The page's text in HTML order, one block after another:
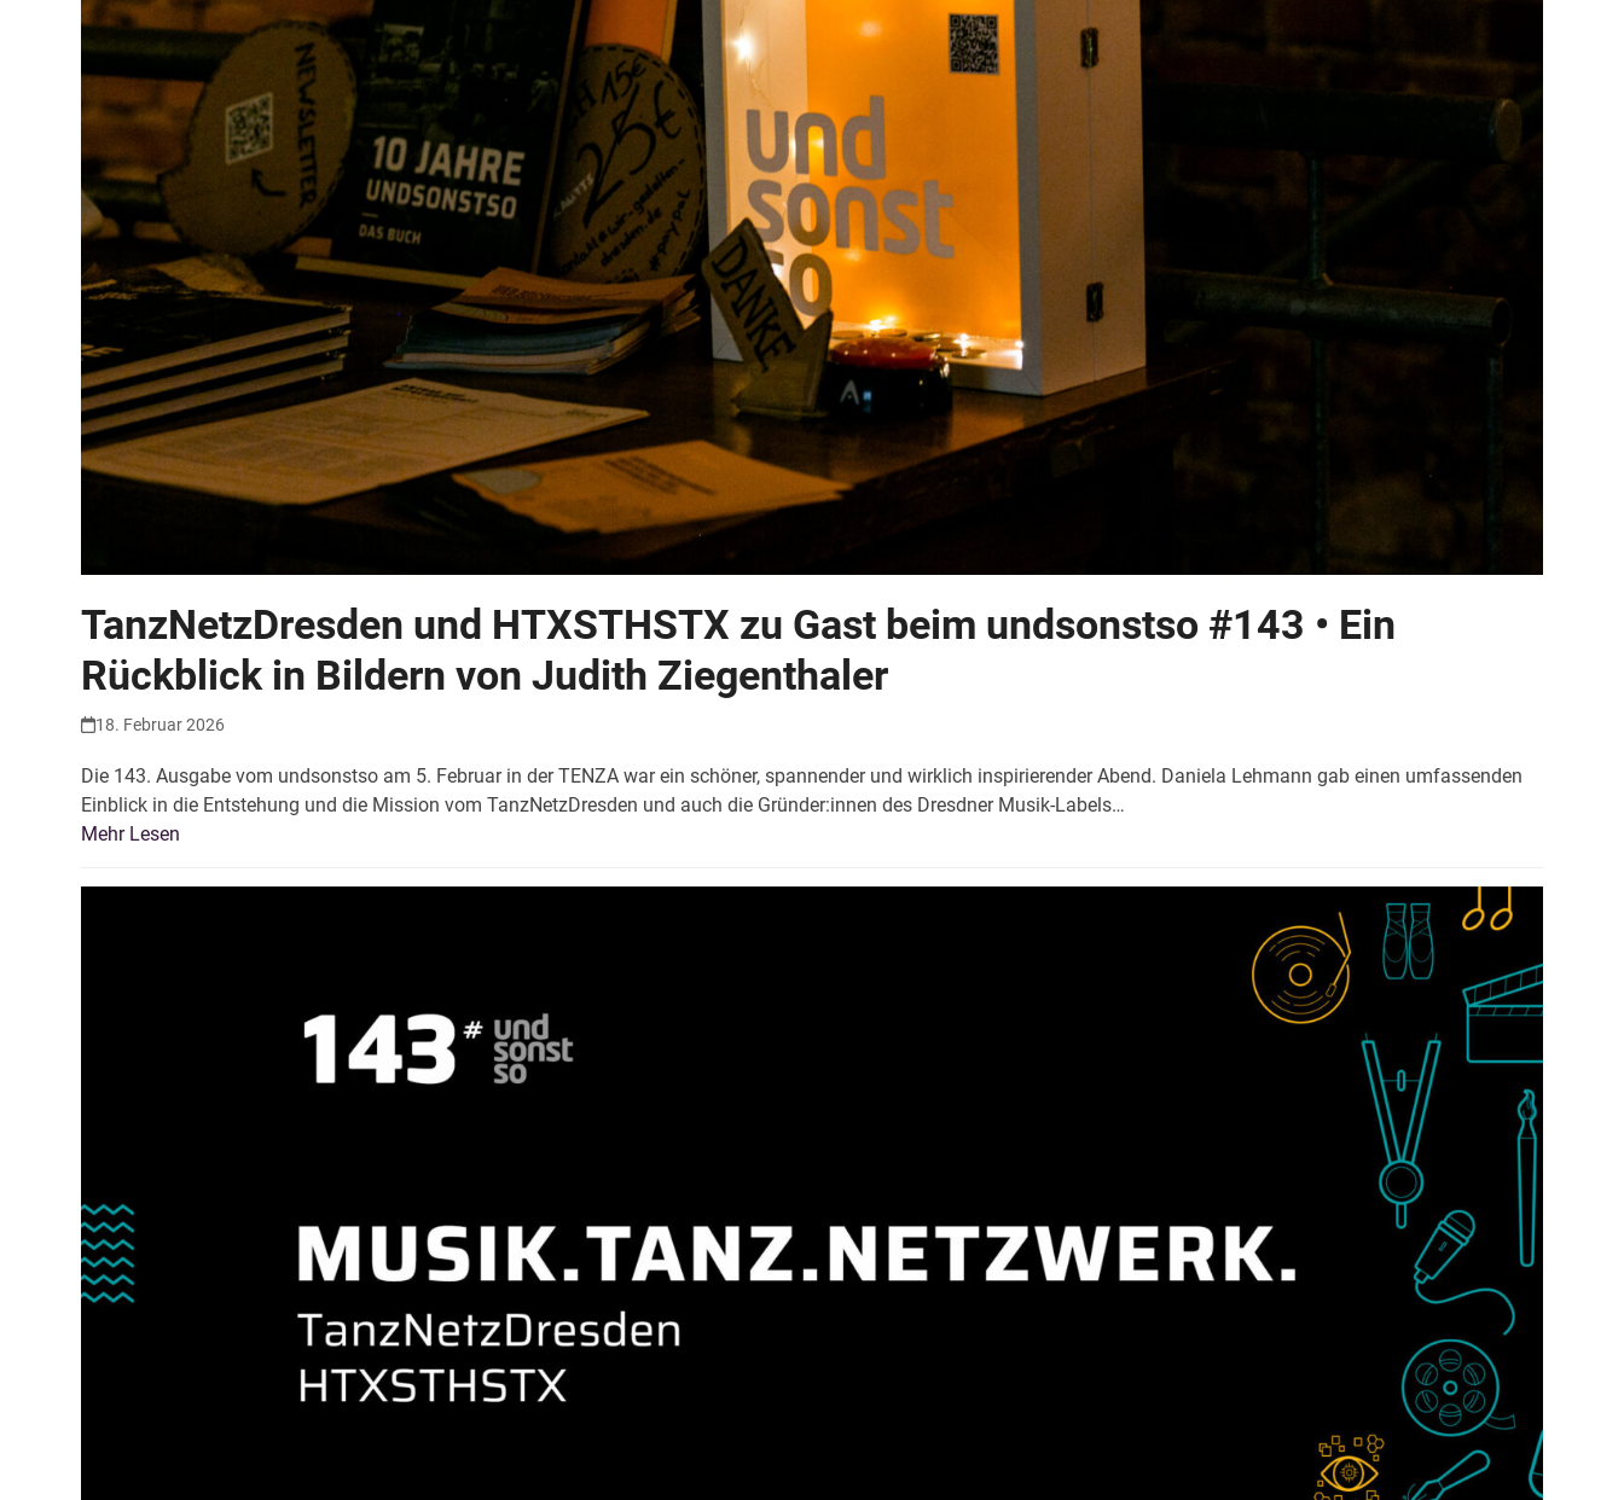
TanzNetzDresden und HTXSTHSTX zu Gast beim undsonstso #143 • Ein
Rückblick in Bildern von Judith Ziegenthaler
18. Februar 2026
Die 143. Ausgabe vom undsonstso am 5. Februar in der TENZA war ein schöner, spannender und wirklich inspirierender Abend. Daniela Lehmann gab einen umfassenden
Einblick in die Entstehung und die Mission vom TanzNetzDresden und auch die Gründer:innen des Dresdner Musik-Labels…
Mehr Lesen